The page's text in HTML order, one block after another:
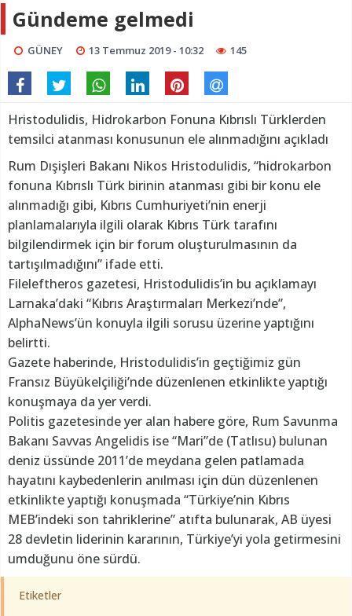
Gündeme gelmedi
GÜNEY 13 Temmuz 2019 - 10:32 145
Hristodulidis, Hidrokarbon Fonuna Kıbrıslı Türklerden
temsilci atanması konusunun ele alınmadığını açıkladı
Rum Dışişleri Bakanı Nikos Hristodulidis, “hidrokarbon
fonuna Kıbrıslı Türk birinin atanması gibi bir konu ele
alınmadığı gibi, Kıbrıs Cumhuriyeti’nin enerji
planlamalarıyla ilgili olarak Kıbrıs Türk tarafını
bilgilendirmek için bir forum oluşturulmasının da
tartışılmadığını” ifade etti.
Fileleftheros gazetesi, Hristodulidis’in bu açıklamayı
Larnaka’daki “Kıbrıs Araştırmaları Merkezi’nde”,
AlphaNews’ün konuyla ilgili sorusu üzerine yaptığını
belirtti.
Gazete haberinde, Hristodulidis’in geçtiğimiz gün
Fransız Büyükelçiliği’nde düzenlenen etkinlikte yaptığı
konuşmaya da yer verdi.
Politis gazetesinde yer alan habere göre, Rum Savunma
Bakanı Savvas Angelidis ise “Mari”de (Tatlısu) bulunan
deniz üssünde 2011’de meydana gelen patlamada
hayatını kaybedenlerin anılması için dün düzenlenen
etkinlikte yaptığı konuşmada “Türkiye’nin Kıbrıs
MEB’indeki son tahriklerine” atıfta bulunarak, AB üyesi
28 devletin liderinin kararının, Türkiye’yi yola getirmesini
umduğunu öne sürdü.
Etiketler